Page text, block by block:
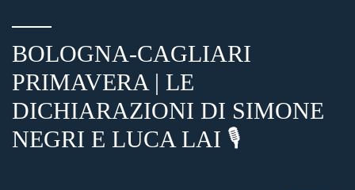
BOLOGNA-CAGLIARI
PRIMAVERA | LE
DICHIARAZIONI DI SIMONE
NEGRI E LUCA LAI 🎙️